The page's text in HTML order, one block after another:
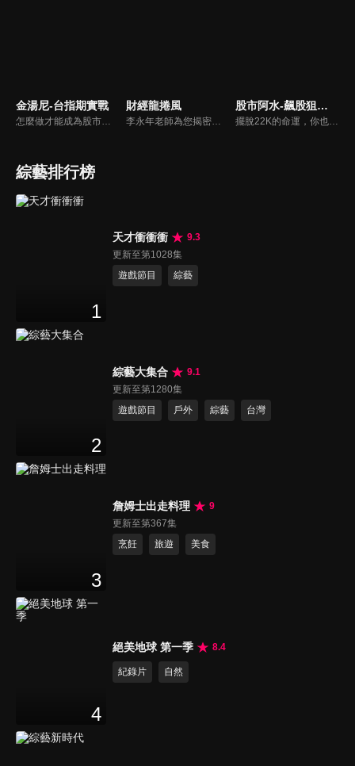
金湯尼-台指期實戰 財經龍捲風
李永年老師為您揭密不為人知的財經秘密！網路上教的技術分析不是不對，而是不正確！節目會持續提供您網路上沒有的資訊！
股市阿水-飆股狙擊室
綜藝排行榜
1
天才衝衝衝
9.3
更新至第1028集
遊戲節目
綜藝
2
綜藝大集合
9.1
更新至第1280集
遊戲節目
戶外 綜藝 台灣
3
詹姆士出走料理
9
更新至第367集
烹飪
旅遊 美食
4
絕美地球 第一季 8.4
紀錄片 自然